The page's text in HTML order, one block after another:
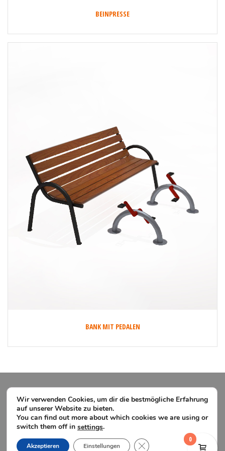
BEINPRESSE
BANK MIT PEDALEN
0
Wir verwenden Cookies, um dir die bestmögliche Erfahrung
auf unserer Website zu bieten.
You can find out more about which cookies we are using or
switch them off in settings.
Akzeptieren Einstellungen GDPR Cookie-Banner